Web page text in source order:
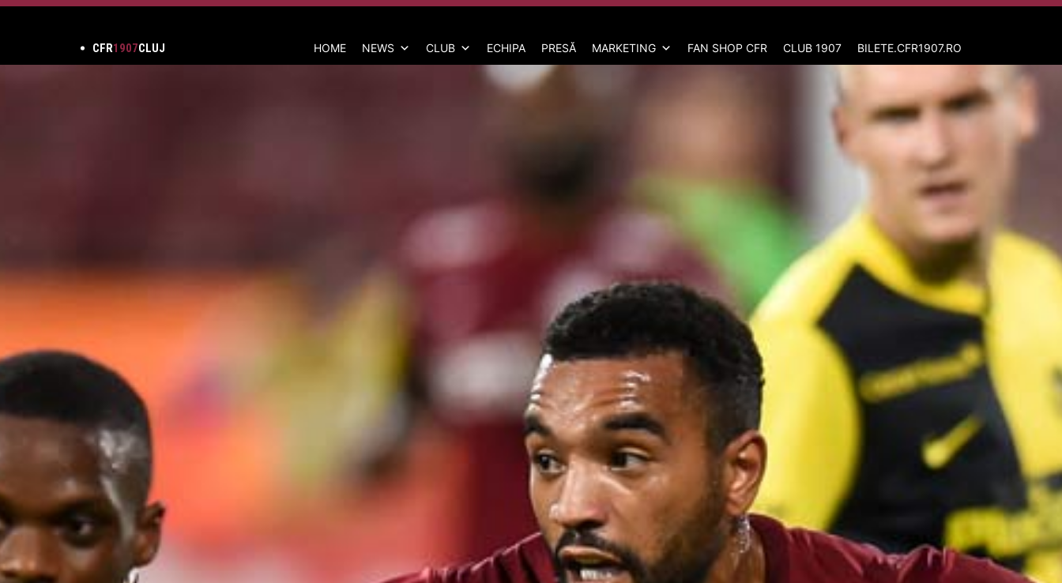
CFR1907CLUJ HOME NEWS CLUB ECHIPA PRESĂ MARKETING FAN SHOP CFR CLUB 1907 BILETE.CFR1907.RO